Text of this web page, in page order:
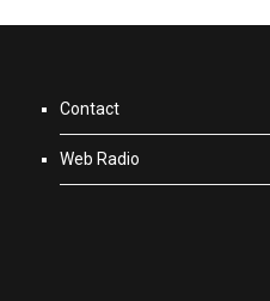
Contact
Web Radio